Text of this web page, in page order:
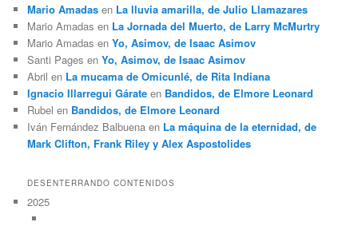
Mario Amadas en La lluvia amarilla, de Julio Llamazares
Mario Amadas en La Jornada del Muerto, de Larry McMurtry
Mario Amadas enYo, Asimov, de Isaac Asimov
Santi Pages enYo, Asimov, de Isaac Asimov
Abril en La mucama de Omicunlé, de Rita Indiana
Ignacio Illarregui Gárate en Bandidos, de Elmore Leonard
Rubel en Bandidos, de Elmore Leonard
Iván Fernández Balbuena en La máquina de la eternidad, de
Mark Clifton, Frank Riley y Alex Aspostolides
DESENTERRANDO CONTENIDOS
2025